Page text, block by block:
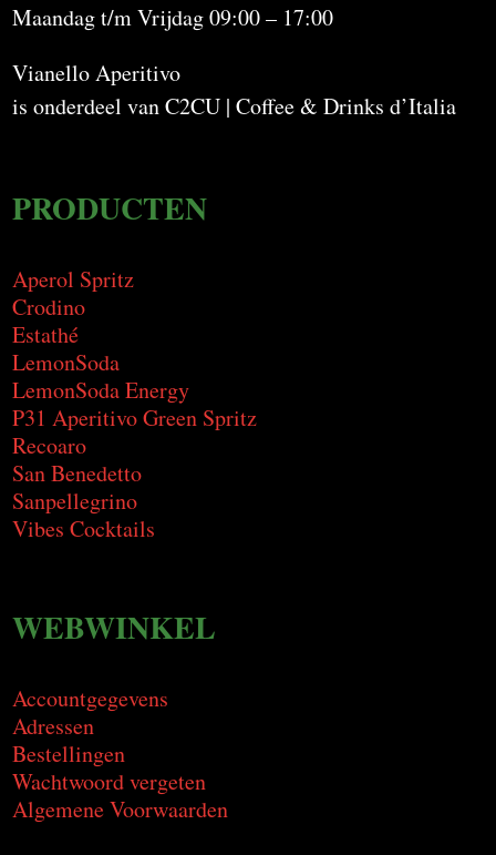
Maandag t/m Vrijdag 09:00 – 17:00
Vianello Aperitivo
is onderdeel van C2CU | Coffee & Drinks d’Italia
PRODUCTEN
Aperol Spritz
Crodino
Estathé
LemonSoda
LemonSoda Energy
P31 Aperitivo Green Spritz
Recoaro
San Benedetto
Sanpellegrino
Vibes Cocktails
WEBWINKEL
Accountgegevens
Adressen
Bestellingen
Wachtwoord vergeten
Algemene Voorwaarden